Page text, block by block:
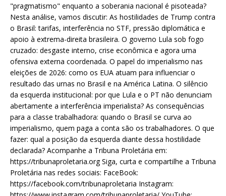
"pragmatismo" enquanto a soberania nacional é pisoteada?
Nesta análise, vamos discutir: As hostilidades de Trump contra
o Brasil: tarifas, interferência no STF, pressão diplomática e
apoio à extrema-direita brasileira. O governo Lula sob fogo
cruzado: desgaste interno, crise econômica e agora uma
ofensiva externa coordenada. O papel do imperialismo nas
eleições de 2026: como os EUA atuam para influenciar o
resultado das urnas no Brasil e na América Latina. O silêncio
da esquerda institucional: por que Lula e o PT não denunciam
abertamente a interferência imperialista? As consequências
para a classe trabalhadora: quando o Brasil se curva ao
imperialismo, quem paga a conta são os trabalhadores. O que
fazer: qual a posição da esquerda diante dessa hostilidade
declarada? Acompanhe a Tribuna Proletária em:
https://tribunaproletaria.org Siga, curta e compartilhe a Tribuna
Proletária nas redes sociais: FaceBook:
https://facebook.com/tribunaproletaria Instagram: